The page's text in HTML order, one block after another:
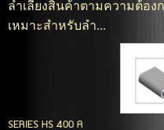
ลำเลียงสินค้าตามความต้อง
เหมาะสำหรับลำ...
SERIES HS 400 A